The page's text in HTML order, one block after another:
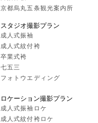
京都烏丸五条観光案内所
スタジオ撮影プラン
成人式振袖
成人式紋付袴
卒業式袴
七五三
フォトウエディング
ロケーション撮影プラン
成人式振袖ロケ
成人式紋付袴ロケ